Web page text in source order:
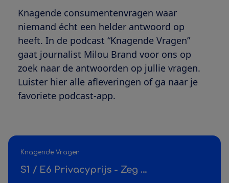
Knagende consumentenvragen waar
niemand écht een helder antwoord op
heeft. In de podcast “Knagende Vragen”
gaat journalist Milou Brand voor ons op
zoek naar de antwoorden op jullie vragen.
Luister hier alle afleveringen of ga naar je
favoriete podcast-app.